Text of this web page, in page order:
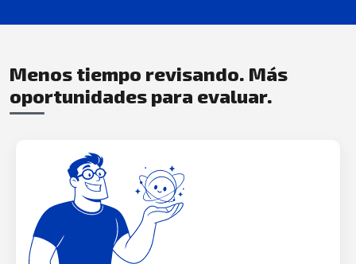
Menos tiempo revisando. Más
oportunidades para evaluar.